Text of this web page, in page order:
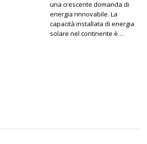
una crescente domanda di
energia rinnovabile. La
capacità installata di energia
solare nel continente è…